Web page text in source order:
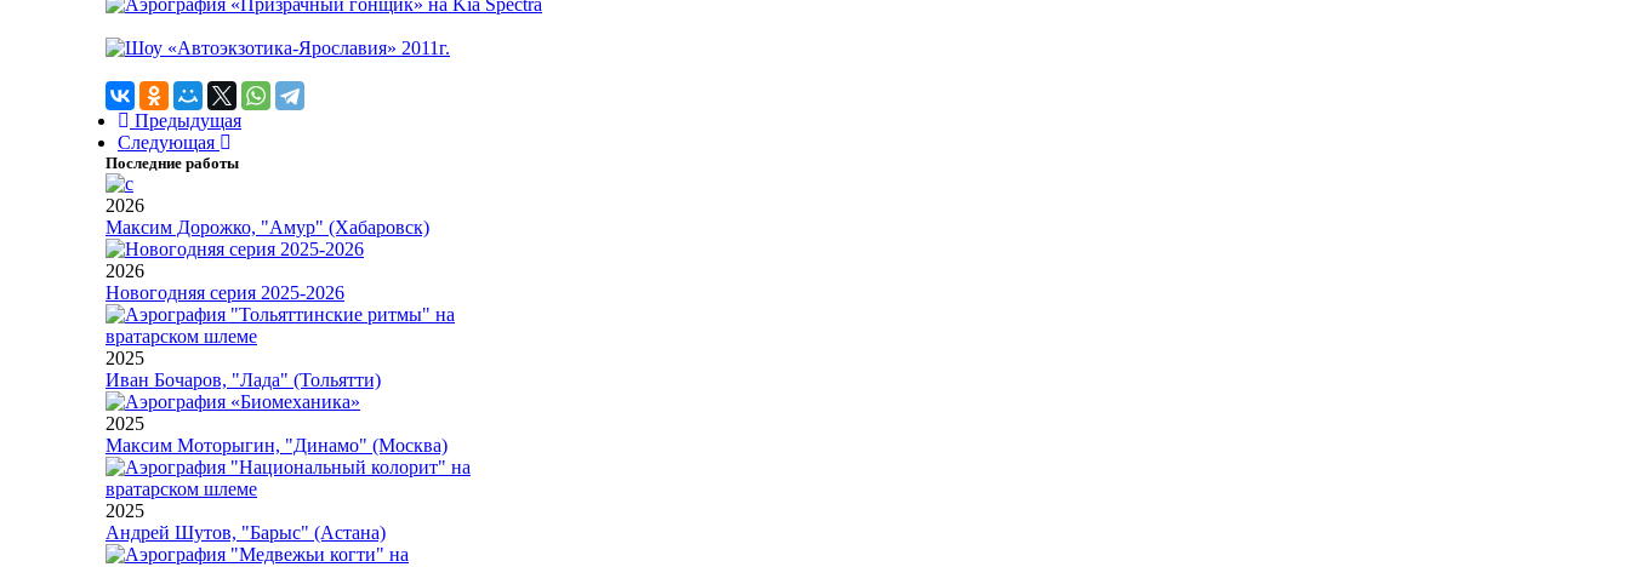
Предыдущая
Следующая
Последние работы
2026
Максим Дорожко, "Амур" (Хабаровск)
2026
Новогодняя серия 2025-2026
2025
Иван Бочаров, "Лада" (Тольятти)
2025
Максим Моторыгин, "Динамо" (Москва)
2025
Андрей Шутов, "Барыс" (Астана)